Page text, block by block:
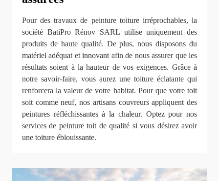
Pour des travaux de peinture toiture irréprochables, la
société BatiPro Rénov SARL utilise uniquement des
produits de haute qualité. De plus, nous disposons du
matériel adéquat et innovant afin de nous assurer que les
résultats soient à la hauteur de vos exigences. Grâce à
notre savoir-faire, vous aurez une toiture éclatante qui
renforcera la valeur de votre habitat. Pour que votre toit
soit comme neuf, nos artisans couvreurs appliquent des
peintures réfléchissantes à la chaleur. Optez pour nos
services de peinture toit de qualité si vous désirez avoir
une toiture éblouissante.